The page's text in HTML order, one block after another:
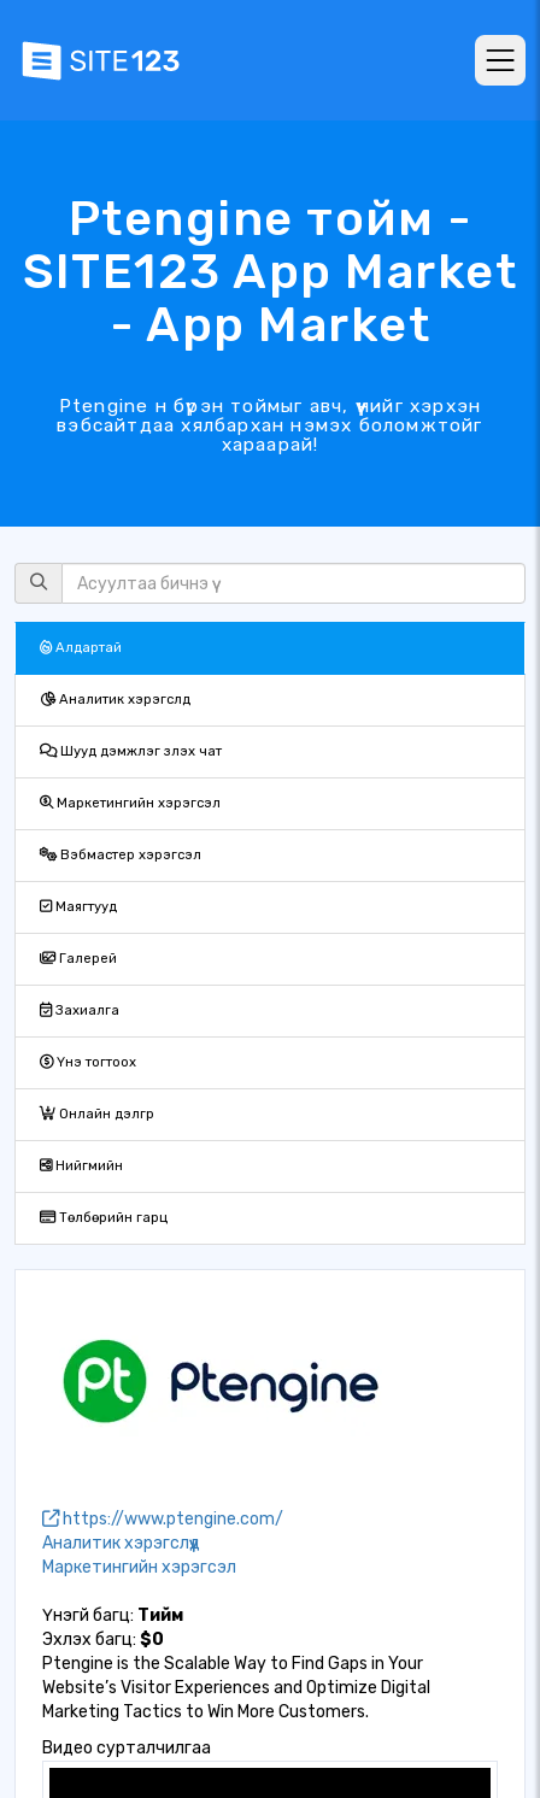
Ptengine тойм -
SITE123 App Market
- App Market
Ptengine н бүрэн тоймыг авч, үүнийг хэрхэн
вэбсайтдаа хялбархан нэмэх боломжтойг
хараарай!
Алдартай
Аналитик хэрэгслүүд
Шууд дэмжлэг үзүүлэх чат
Маркетингийн хэрэгсэл
Вэбмастер хэрэгсэл
Маягтууд
Галерей
Захиалга
Үнэ тогтоох
Онлайн дэлгүүр
Нийгмийн
Төлбөрийн гарц
https://www.ptengine.com/
Аналитик хэрэгслүүд
Маркетингийн хэрэгсэл
Үнэгүй багц: Тийм
Эхлэх багц: $0
Ptengine is the Scalable Way to Find Gaps in Your
Website’s Visitor Experiences and Optimize Digital
Marketing Tactics to Win More Customers.
Видео сурталчилгаа